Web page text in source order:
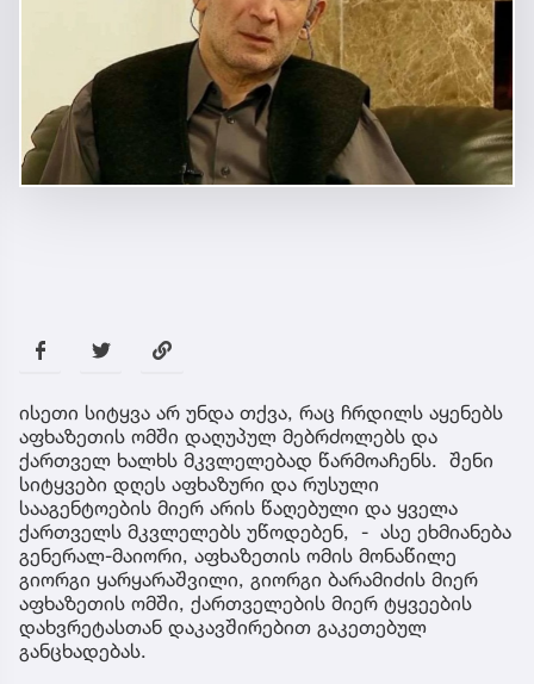
ისეთი სიტყვა არ უნდა თქვა, რაც ჩრდილს აყენებს
აფხაზეთის ომში დაღუპულ მებრძოლებს და
ქართველ ხალხს მკვლელებად წარმოაჩენს. შენი
სიტყვები დღეს აფხაზური და რუსული
სააგენტოების მიერ არის წაღებული და ყველა
ქართველს მკვლელებს უწოდებენ, - ასე ეხმიანება
გენერალ-მაიორი, აფხაზეთის ომის მონაწილე
გიორგი ყარყარაშვილი, გიორგი ბარამიძის მიერ
აფხაზეთის ომში, ქართველების მიერ ტყვეების
დახვრეტასთან დაკავშირებით გაკეთებულ
განცხადებას.